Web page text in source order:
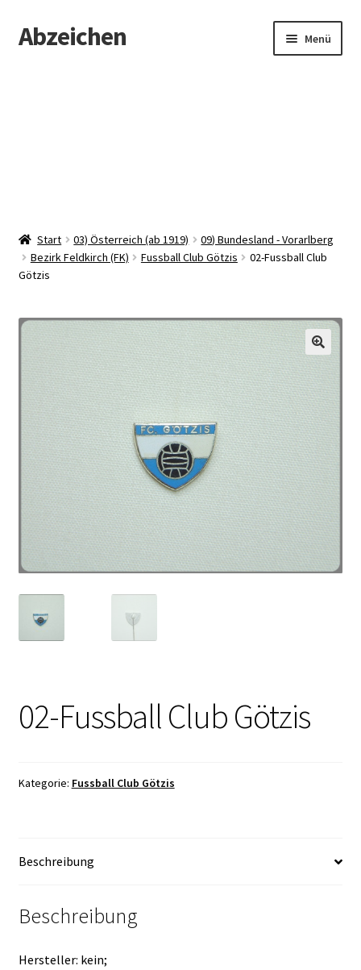
Zur
Navigation
Zum
Inhalt
Abzeichen Menü
Start 03) Österreich (ab 1919)
09) Bundesland - Vorarlberg
Bezirk Feldkirch (FK)
Fussball Club Götzis
02-Fussball Club
Götzis
02-Fussball Club Götzis
Kategorie: Fussball Club Götzis
Beschreibung
Beschreibung
Hersteller: kein;